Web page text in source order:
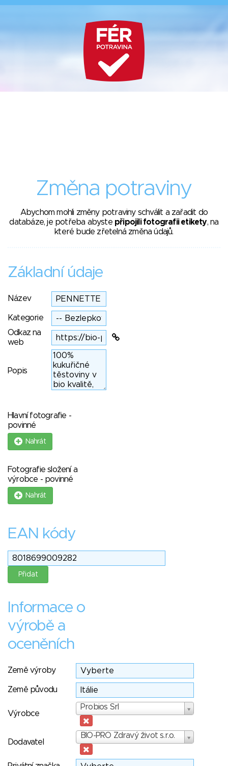
Změna potraviny
Abychom mohli změny potraviny schválit a zařadit do
databáze, je potřeba abyste připojili fotografii etikety, na
které bude zřetelná změna údajů.
Základní údaje
Název
Kategorie
Odkaz na
web
Popis
Hlavní fotografie -
povinné
Nahrát
Fotografie složení a
výrobce - povinné
Nahrát
EAN kódy
Informace o
výrobě a
oceněních
Země výroby
Země původu
Výrobce
Probios Srl
Výrobce
Dodavatel
BIO-PRO Zdravý život s.r.o.
Dodavatel